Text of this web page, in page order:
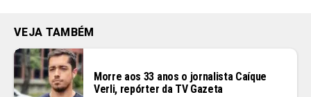
VEJA TAMBÉM
Morre aos 33 anos o jornalista Caíque
Verli, repórter da TV Gazeta